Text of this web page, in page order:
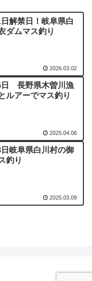
解禁日！岐阜県白
ダムマス釣り
2026.03.02
日 長野県木曽川漁
アーでマス釣り
2025.04.06
岐阜県白川村の御
釣り
2025.03.09